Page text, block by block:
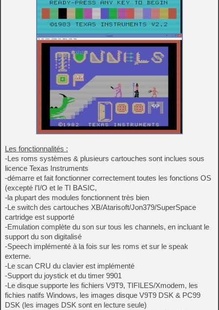
Les fonctionnalités :
-Les roms systèmes & plusieurs cartouches sont inclues sous
licence Texas Instruments
-démarre et fait fonctionner correctement toutes les fonctions OS
(excepté l’I/O et le TI BASIC,
-la plupart des modules fonctionnent très bien
-Le switch des cartouches XB/Atarisoft/Jon379/SuperSpace
cartridge est supporté
-Emulation complète du son sur tous les channels, en incluant le
support du son digitalisé
-Speech implémenté à la fois sur les roms et sur le speak
externe.
-Le scan CRU du clavier est implémenté
-Support du joystick et du timer 9901
-Le disque supporte les fichiers V9T9, TIFILES/Xmodem, les
fichies natifs Windows, les images disque V9T9 DSK & PC99
DSK (les images DSK sont en lecture seule)